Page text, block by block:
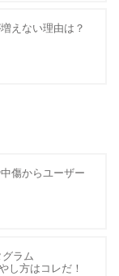
えない理由は？
傷からユーザー
ラム
し方はコレだ！